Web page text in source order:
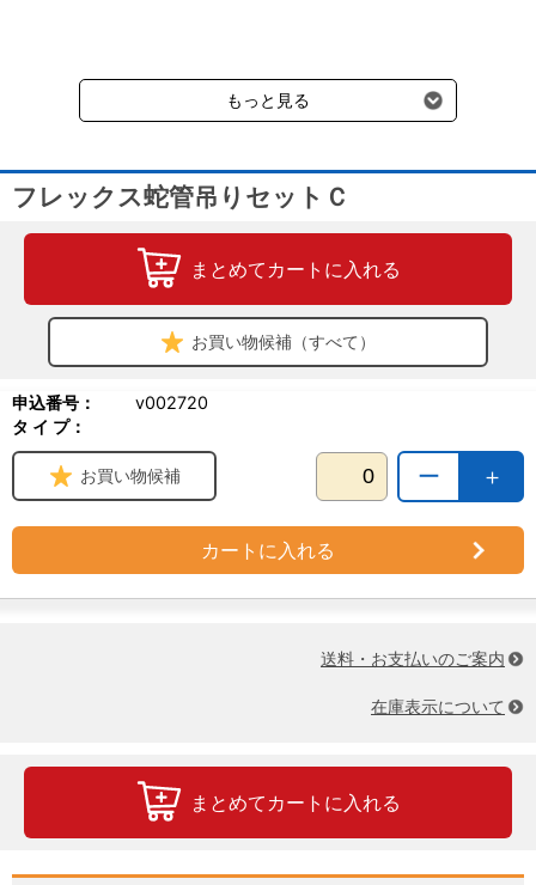
受けます。
もっと見る
フレックス蛇管吊りセットＣ
まとめてカートに入れる
お買い物候補（すべて）
申込番号：
v002720
タ イ プ：
＋
ー
お買い物候補
カートに入れる
送料・お支払いのご案内
在庫表示について
まとめてカートに入れる